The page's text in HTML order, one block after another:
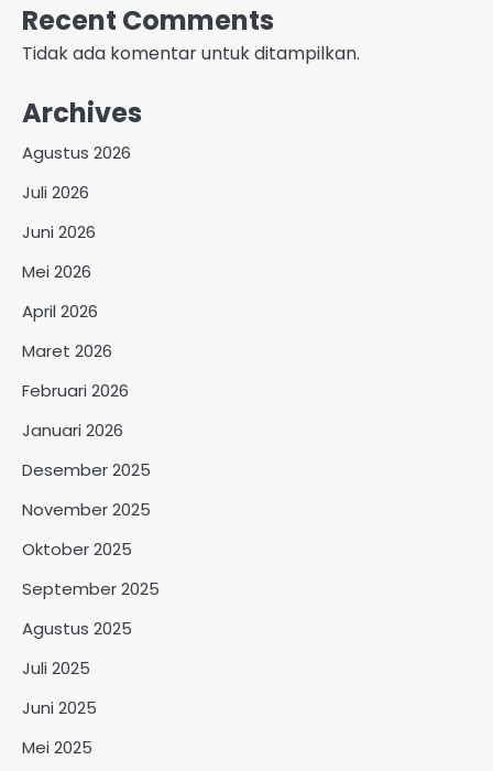
Recent Comments
Tidak ada komentar untuk ditampilkan.
Archives
Agustus 2026
Juli 2026
Juni 2026
Mei 2026
April 2026
Maret 2026
Februari 2026
Januari 2026
Desember 2025
November 2025
Oktober 2025
September 2025
Agustus 2025
Juli 2025
Juni 2025
Mei 2025